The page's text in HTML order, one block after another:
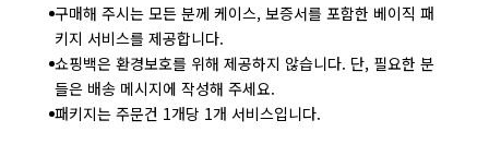
구매해 주시는 모든 분께 케이스, 보증서를 포함한 베이직 패
키지 서비스를 제공합니다.
쇼핑백은 환경보호를 위해 제공하지 않습니다. 단, 필요한 분
들은 배송 메시지에 작성해 주세요.
패키지는 주문건 1개당 1개 서비스입니다.